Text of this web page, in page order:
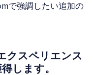
で強調したい追加の
クスペリエンス
します。